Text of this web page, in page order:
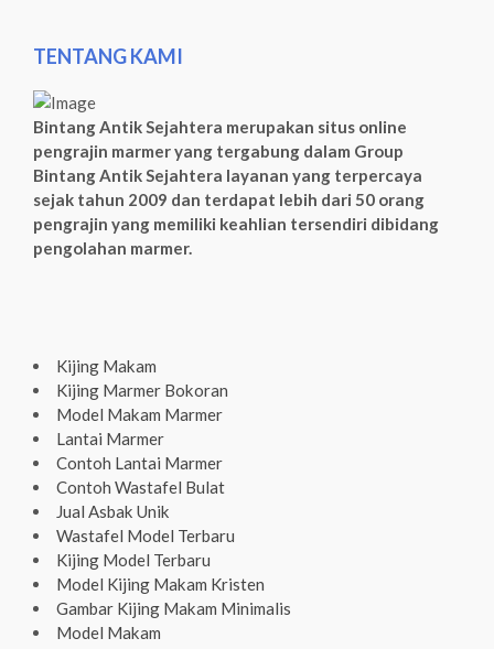
TENTANG KAMI
Bintang Antik Sejahtera merupakan situs online
pengrajin marmer yang tergabung dalam Group
Bintang Antik Sejahtera layanan yang terpercaya
sejak tahun 2009 dan terdapat lebih dari 50 orang
pengrajin yang memiliki keahlian tersendiri dibidang
pengolahan marmer.
Kijing Makam
Kijing Marmer Bokoran
Model Makam Marmer
Lantai Marmer
Contoh Lantai Marmer
Contoh Wastafel Bulat
Jual Asbak Unik
Wastafel Model Terbaru
Kijing Model Terbaru
Model Kijing Makam Kristen
Gambar Kijing Makam Minimalis
Model Makam